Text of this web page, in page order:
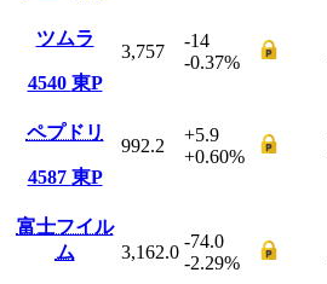
ツムラ
4540 東P
3,757
-14
-0.37%
ペプドリ
4587 東P
992.2
+5.9
+0.60%
富士フイル
ム
3,162.0
-74.0
-2.29%